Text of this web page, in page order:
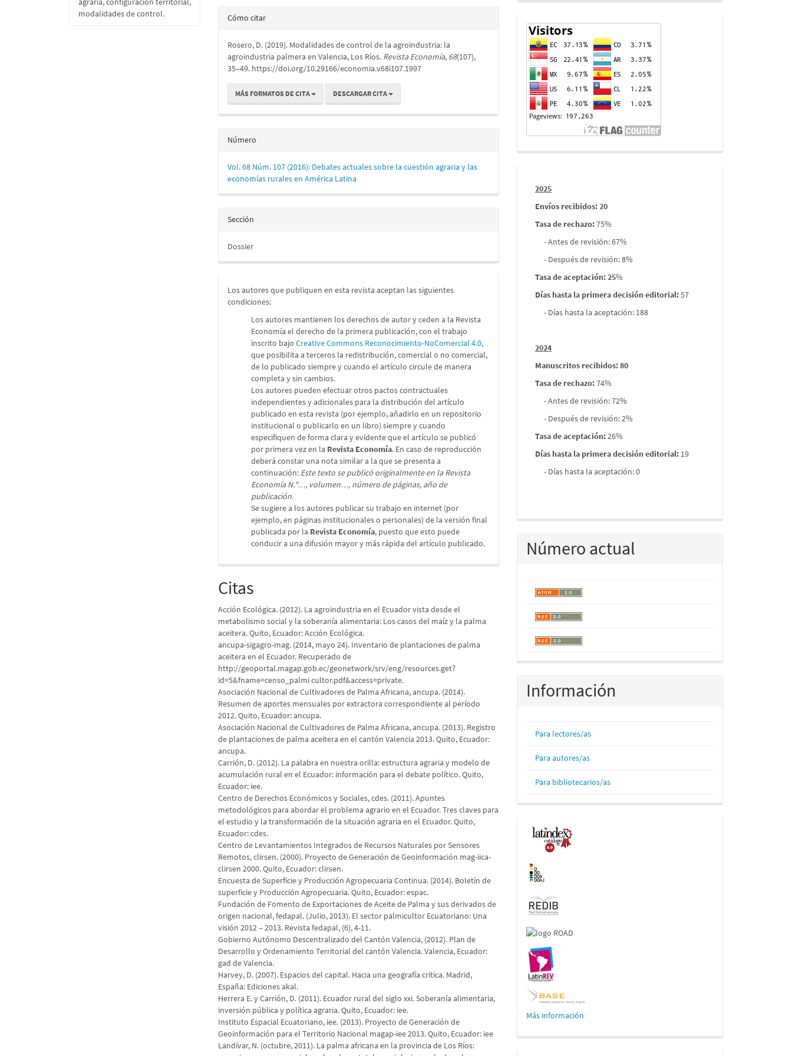
modalidades de control.
Detalles
artículo
Cómo citar
Rosero, D. (2019). Modalidades de control de la agroindustria: la
agroindustria palmera en Valencia, Los Ríos. Revista Economía, 68(107),
35–49. https://doi.org/10.29166/economia.v68i107.1997
MÁS FORMATOS DE CITA DESCARGAR CITA
Número
Vol. 68 Núm. 107 (2016): Debates actuales sobre la cuestión agraria y las
economías rurales en América Latina
Sección
Dossier
Los autores que publiquen en esta revista aceptan las siguientes
condiciones:
Los autores mantienen los derechos de autor y ceden a la Revista
Economía el derecho de la primera publicación, con el trabajo
inscrito bajoCreative Commons Reconocimiento-NoComercial 4.0,
que posibilita a terceros la redistribución, comercial o no comercial,
de lo publicado siempre y cuando el artículo circule de manera
completa y sin cambios.
Los autores pueden efectuar otros pactos contractuales
independientes y adicionales para la distribución del artículo
publicado en esta revista (por ejemplo, añadirlo en un repositorio
institucional o publicarlo en un libro) siempre y cuando
especifiquen de forma clara y evidente que el artículo se publicó
por primera vez en la Revista Economía. En caso de reproducción
deberá constar una nota similar a la que se presenta a
continuación: Este texto se publicó originalmente en la Revista
Economía N.º…, volumen…, número de páginas, año de
publicación.
Se sugiere a los autores publicar su trabajo en internet (por
ejemplo, en páginas institucionales o personales) de la versión final
publicada por la Revista Economía, puesto que esto puede
conducir a una difusión mayor y más rápida del artículo publicado.
Citas
Acción Ecológica. (2012). La agroindustria en el Ecuador vista desde el
metabolismo social y la soberanía alimentaria: Los casos del maíz y la palma
aceitera. Quito, Ecuador: Acción Ecológica.
ancupa-sigagro-mag. (2014, mayo 24). Inventario de plantaciones de palma
aceitera en el Ecuador. Recuperado de
http://geoportal.magap.gob.ec/geonetwork/srv/eng/resources.get?
id=5&fname=censo_palmi cultor.pdf&access=private.
Asociación Nacional de Cultivadores de Palma Africana, ancupa. (2014).
Resumen de aportes mensuales por extractora correspondiente al período
2012. Quito, Ecuador: ancupa.
Asociación Nacional de Cultivadores de Palma Africana, ancupa. (2013). Registro
de plantaciones de palma aceitera en el cantón Valencia 2013. Quito, Ecuador:
ancupa.
Carrión, D. (2012). La palabra en nuestra orilla: estructura agraria y modelo de
acumulación rural en el Ecuador: información para el debate político. Quito,
Ecuador: iee.
Centro de Derechos Económicos y Sociales, cdes. (2011). Apuntes
metodológicos para abordar el problema agrario en el Ecuador. Tres claves para
el estudio y la transformación de la situación agraria en el Ecuador. Quito,
Ecuador: cdes.
Centro de Levantamientos Integrados de Recursos Naturales por Sensores
Remotos, clirsen. (2000). Proyecto de Generación de Geoinformación mag-iica-
clirsen 2000. Quito, Ecuador: clirsen.
Encuesta de Superficie y Producción Agropecuaria Continua. (2014). Boletín de
superficie y Producción Agropecuaria. Quito, Ecuador: espac.
Fundación de Fomento de Exportaciones de Aceite de Palma y sus derivados de
origen nacional, fedapal. (Julio, 2013). El sector palmicultor Ecuatoriano: Una
visión 2012 – 2013. Revista fedapal, (6), 4-11.
Gobierno Autónomo Descentralizado del Cantón Valencia, (2012). Plan de
Desarrollo y Ordenamiento Territorial del cantón Valencia. Valencia, Ecuador:
gad de Valencia.
Harvey, D. (2007). Espacios del capital. Hacia una geografía crítica. Madrid,
España: Ediciones akal.
Herrera E. y Carrión, D. (2011). Ecuador rural del siglo xxi. Soberanía alimentaria,
inversión pública y política agraria. Quito, Ecuador: iee.
Instituto Espacial Ecuatoriano, iee. (2013). Proyecto de Generación de
Geoinformación para el Territorio Nacional magap-iee 2013. Quito, Ecuador: iee
Landívar, N. (octubre, 2011). La palma africana en la provincia de Los Ríos:
Contador
de
visitas
Informes
envios
2025
Envíos recibidos: 20
Tasa de rechazo:75%
- Antes de revisión: 67%
- Después de revisión: 8%
Tasa de aceptación: 25%
Días hasta la primera decisión editorial:57
- Días hasta la aceptación: 188
2024
Manuscritos recibidos: 80
Tasa de rechazo:74%
- Antes de revisión: 72%
- Después de revisión: 2%
Tasa de aceptación:26%
Días hasta la primera decisión editorial: 19
- Días hasta la aceptación: 0
Número actual
Información
Para lectores/as
Para autores/as
Para bibliotecarios/as
Indexaciones
Más información